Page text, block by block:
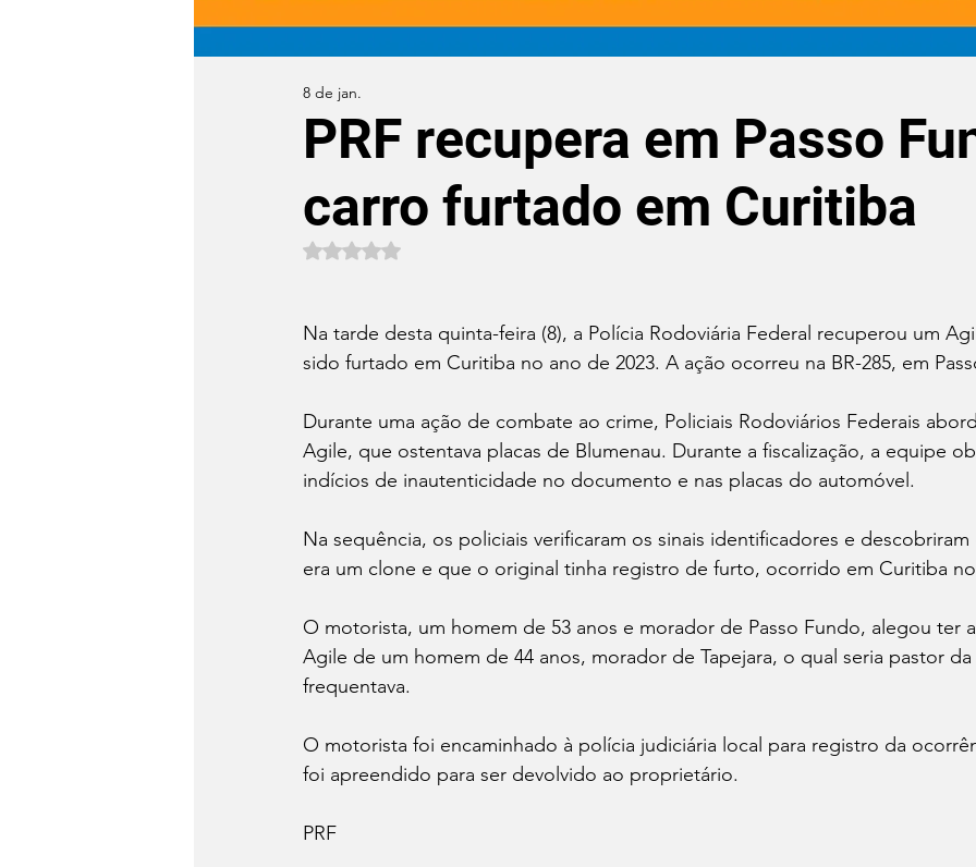
PRF recupera em Passo
carro furtado em Curitiba
8 de jan.
Avaliado com NaN de 5 estrelas.
Na tarde desta quinta-feira (8), a Polícia Rodoviária Federal recuperou um
sido furtado em Curitiba no ano de 2023. A ação ocorreu na BR-285, em
Durante uma ação de combate ao crime, Policiais Rodoviários Federais
Agile, que ostentava placas de Blumenau. Durante a fiscalização, a equipe
indícios de inautenticidade no documento e nas placas do automóvel.
Na sequência, os policiais verificaram os sinais identificadores e
era um clone e que o original tinha registro de furto, ocorrido em Curitiba
O motorista, um homem de 53 anos e morador de Passo Fundo, alegou ter
Agile de um homem de 44 anos, morador de Tapejara, o qual seria pastor
frequentava.
O motorista foi encaminhado à polícia judiciária local para registro da
foi apreendido para ser devolvido ao proprietário.
PRF